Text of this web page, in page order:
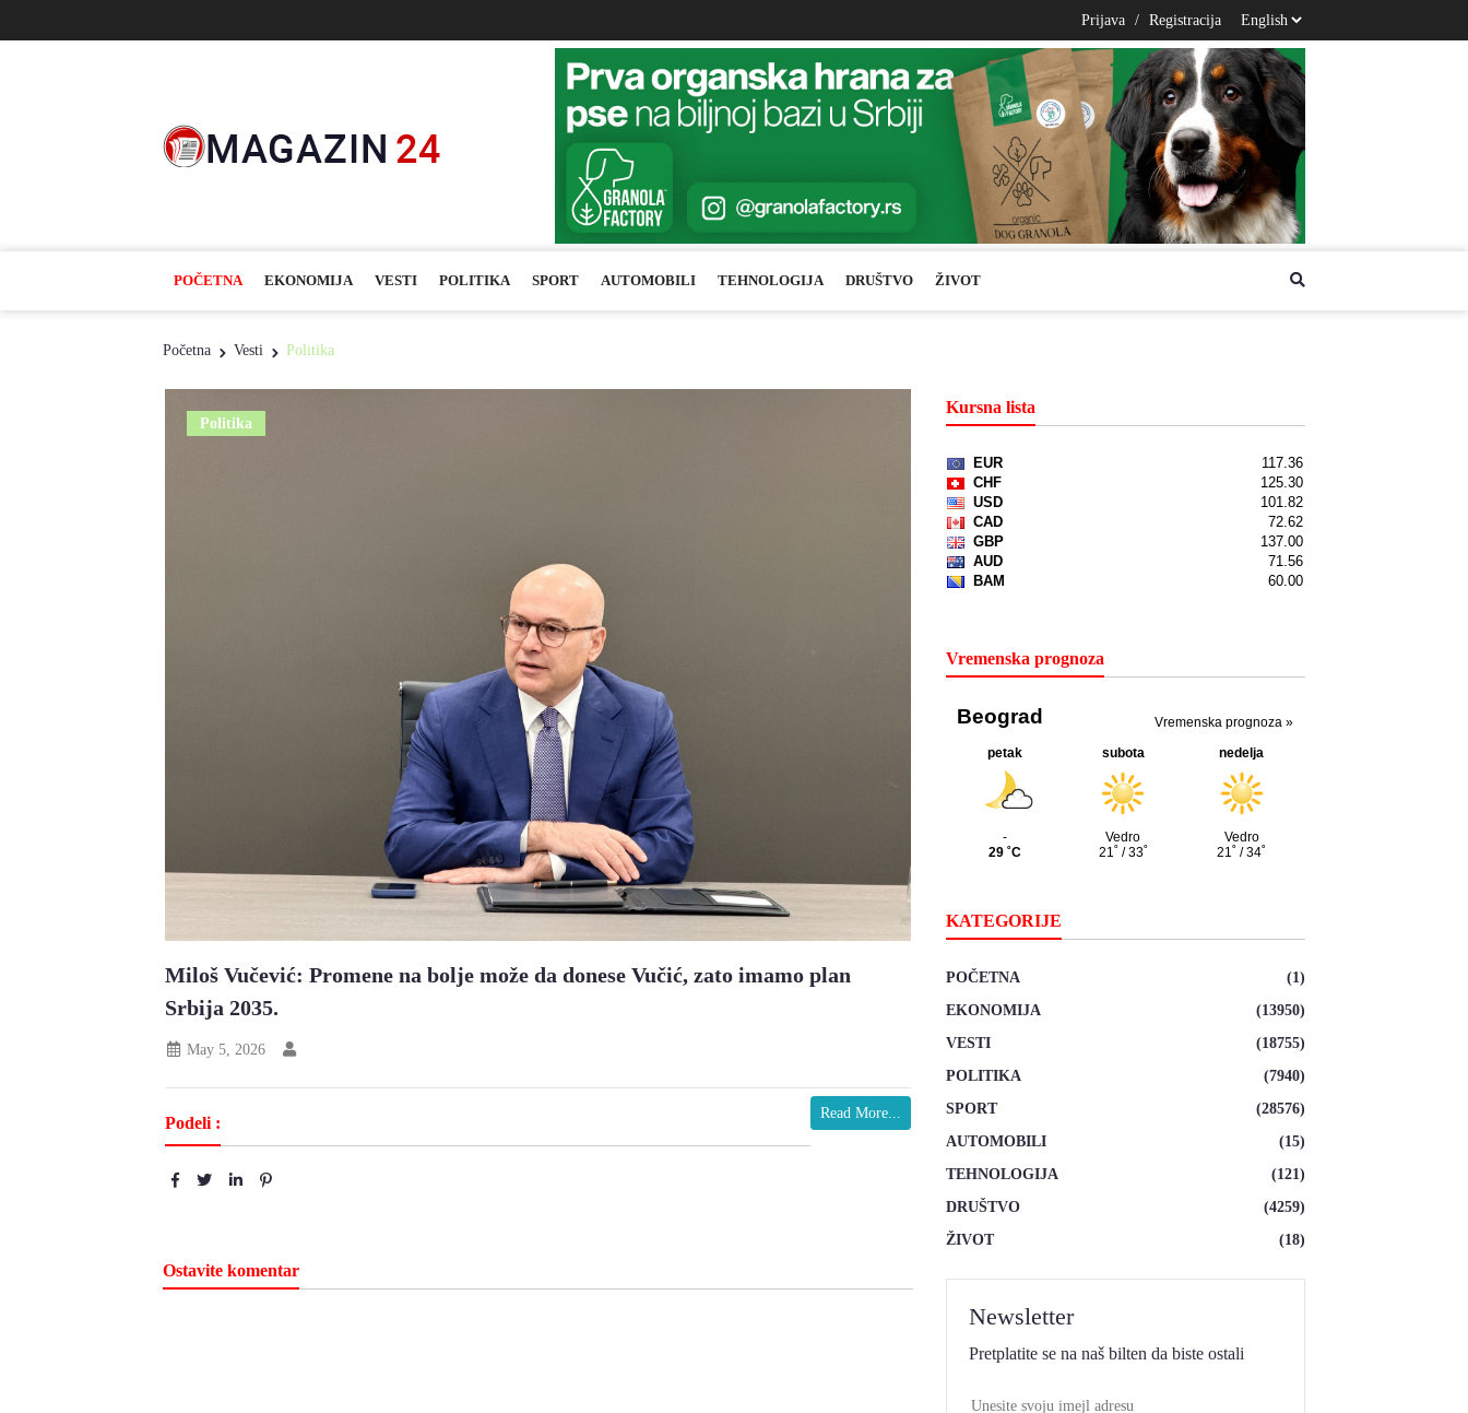
Prijava / Registracija
POČETNA EKONOMIJA VESTI POLITIKA SPORT AUTOMOBILI TEHNOLOGIJA DRUŠTVO ŽIVOT
Početna Vesti Politika
Politika
Miloš Vučević: Promene na bolje može da donese Vučić, zato imamo plan
Srbija 2035.
May 5, 2026
Read More...
Podeli :
Ostavite komentar
Kursna lista
Vremenska prognoza
KATEGORIJE
POČETNA
(1)
EKONOMIJA
(13950)
VESTI
(18755)
POLITIKA
(7940)
SPORT
(28576)
AUTOMOBILI
(15)
TEHNOLOGIJA
(121)
DRUŠTVO
(4259)
ŽIVOT
(18)
Newsletter
Pretplatite se na naš bilten da biste ostali